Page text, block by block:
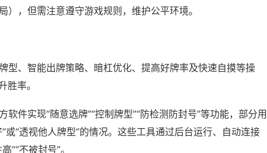
），但需注意遵守游戏规则，维护公平环境。
型、智能出牌策略、暗杠优化、提高好牌率及快速自摸等操
胜率。
件实现“随意选牌”“控制牌型”“防检测防封号”等功能，部分用
或“透视他人牌型”的情况。这些工具通过后台运行、自动连接
”“不被封号”。